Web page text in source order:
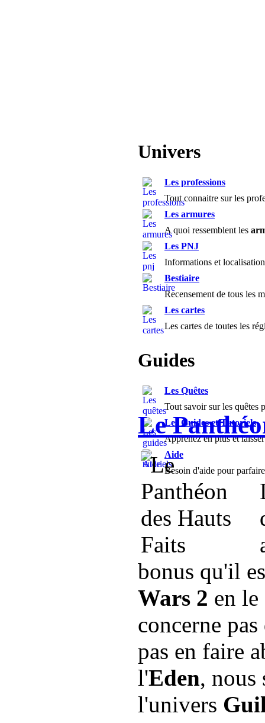
Univers
Les professions
Tout connaitre sur les
Les armures
A quoi ressemblent les
Les PNJ
Informations et
Bestiaire
Recensement de tous les
Les cartes
Les cartes de toutes les
Guides
Les Quêtes
Tout savoir sur les quêtes
Les Guides et Tutoriels
Apprenez en plus et
Aide
Besoin d'aide pour
Le
bonus qu'il
Wars 2 en
concerne
pas en faire
l'Eden, nous
l'univers